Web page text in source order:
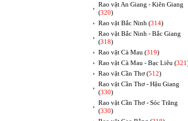
Rao vặt An Giang - Kiên Giang
(320)
Rao vặt Bắc Ninh (314)
Rao vặt Bắc Ninh - Bắc Giang
(318)
Rao vặt Cà Mau (319)
Rao vặt Cà Mau - Bạc Liêu (321
Rao vặt Cần Thơ (512)
Rao vặt Cần Thơ - Hậu Giang
(330)
Rao vặt Cần Thơ - Sóc Trăng
(330)